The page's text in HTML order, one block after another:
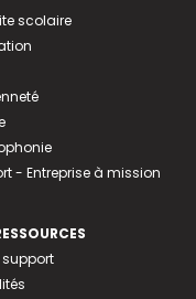
scolaire
- Entreprise à mission
support